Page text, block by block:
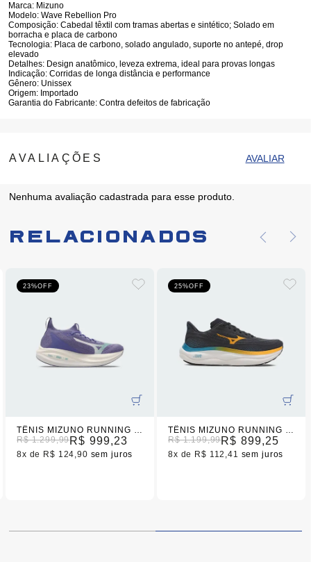
Marca: Mizuno
Modelo: Wave Rebellion Pro
Composição: Cabedal têxtil com tramas abertas e sintético; Solado em
borracha e placa de carbono
Tecnologia: Placa de carbono, solado angulado, suporte no antepé, drop
elevado
Detalhes: Design anatômico, leveza extrema, ideal para provas longas
Indicação: Corridas de longa distância e performance
Gênero: Unissex
Origem: Importado
Garantia do Fabricante: Contra defeitos de fabricação
Nenhuma avaliação cadastrada para esse produto.
Relacionados
23%OFF
TÊNIS MIZUNO RUNNING NEO VISTA 2 FEMININO
R$ 1.299,99R$ 999,23
8x R$ 124,90 sem juros
25%OFF
TÊNIS MIZUNO RUNNING WAVE SKY 9 CINZA MASCULINO
R$ 1.199,99R$ 899,25
8x R$ 112,41 sem juros